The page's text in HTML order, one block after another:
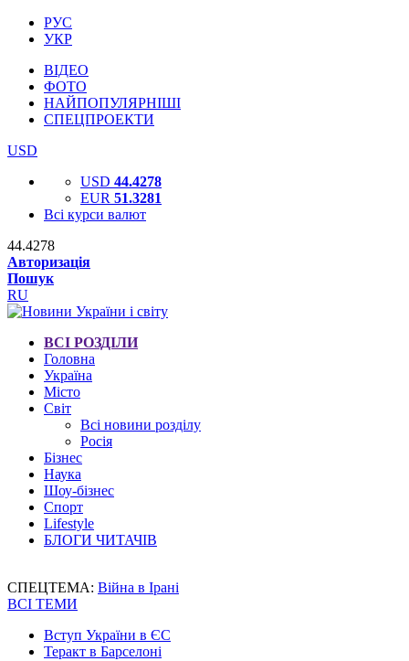
РУС
УКР
ВІДЕО
ФОТО
НАЙПОПУЛЯРНІШІ
СПЕЦПРОЕКТИ
USD
USD 44.4278
EUR 51.3281
Всі курси валют
44.4278
Авторизація
Пошук
RU
ВСІ РОЗДІЛИ
Головна
Україна
Місто
Світ
Всі новини розділу
Росія
Бізнес
Наука
Шоу-бізнес
Спорт
Lifestyle
БЛОГИ ЧИТАЧІВ
СПЕЦТЕМА: Війна в Ірані
ВСІ ТЕМИ
Вступ України в ЄС
Теракт в Барселоні